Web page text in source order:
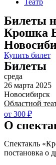
Театр
Билеты
Крошка
Купить билет
Билеты
среда
26 марта 2025
Новосибирск
Областной
от 300 ₽
О
Спектакль
постановка о